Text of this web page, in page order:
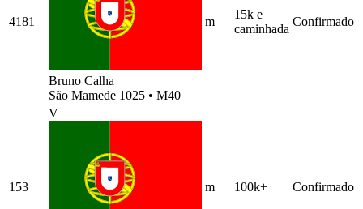
4181
Bruno Calha
São Mamede 1025 • M40
m
15k e
caminhada
Confirmado
153
V
m 100k+ Confirmado